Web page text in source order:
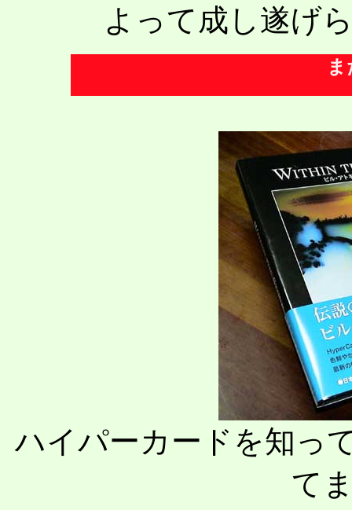
よって成し遂げ
ハイパーカードを知っ
て